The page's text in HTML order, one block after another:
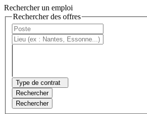
Rechercher un emploi
Rechercher des offres
Type de contrat
Rechercher
Rechercher